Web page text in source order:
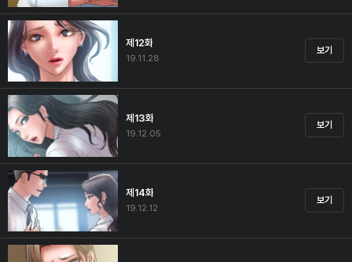
제12화
19.11.28
보기
제13화
19.12.05
보기
제14화
19.12.12
보기